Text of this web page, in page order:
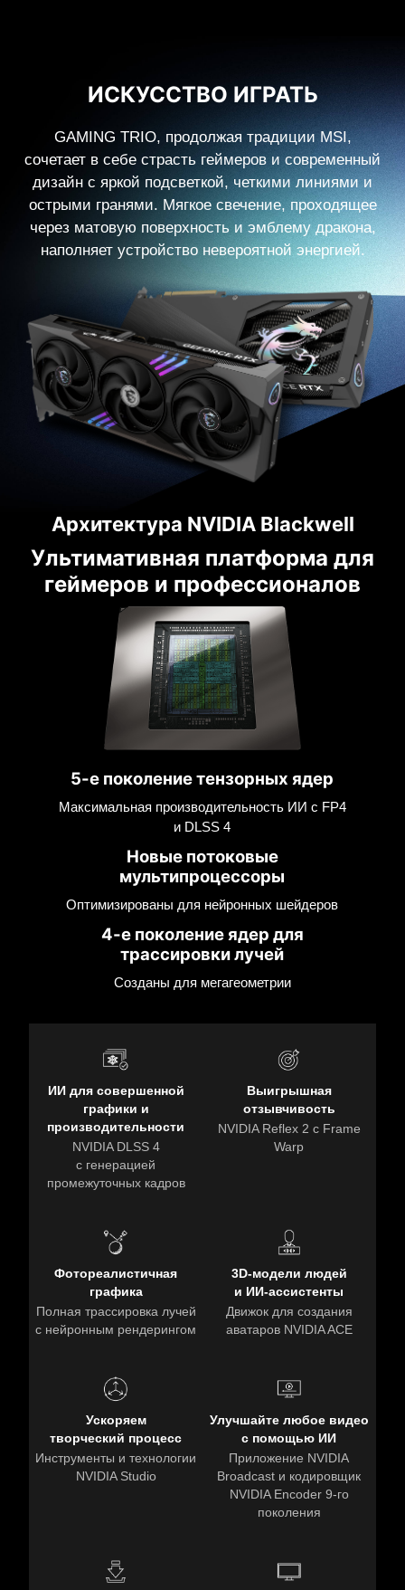
ИСКУССТВО ИГРАТЬ
GAMING TRIO, продолжая традиции MSI,
сочетает в себе страсть геймеров и современный
дизайн с яркой подсветкой, четкими линиями и
острыми гранями. Мягкое свечение, проходящее
через матовую поверхность и эмблему дракона,
наполняет устройство невероятной энергией.
Архитектура NVIDIA Blackwell
Ультимативная платформа для
геймеров и профессионалов
5-е поколение тензорных ядер
Максимальная производительность ИИ с FP4
и DLSS 4
Новые потоковые
мультипроцессоры
Оптимизированы для нейронных шейдеров
4-е поколение ядер для
трассировки лучей
Созданы для мегагеометрии
ИИ для совершенной
графики и
производительности
NVIDIA DLSS 4
с генерацией
промежуточных кадров
Выигрышная
отзывчивость
NVIDIA Reflex 2 с Frame
Warp
Фотореалистичная
графика
Полная трассировка лучей
с нейронным рендерингом
3D-модели людей
и ИИ-ассистенты
Движок для создания
аватаров NVIDIA ACE
Ускоряем
творческий процесс
Инструменты и технологии
NVIDIA Studio
Улучшайте любое видео
с помощью ИИ
Приложение NVIDIA
Broadcast и кодировщик
NVIDIA Encoder 9-го
поколения